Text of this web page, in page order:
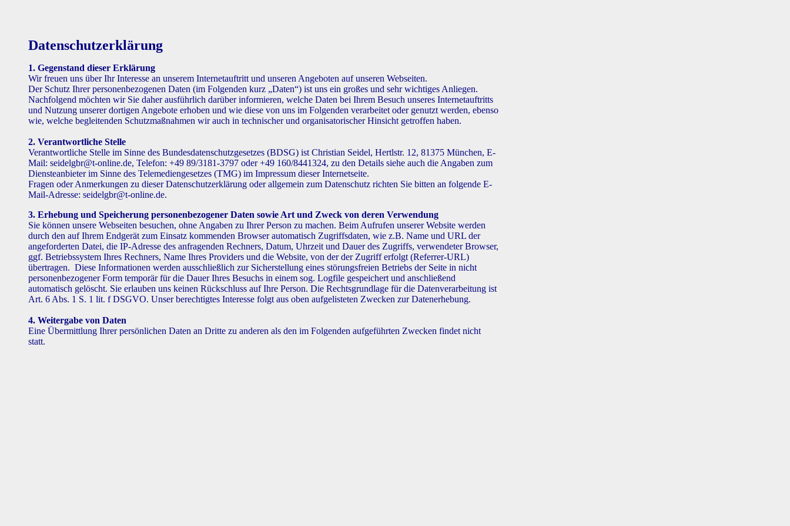
Datenschutzerklärung
1. Gegenstand dieser Erklärung
Wir freuen uns über Ihr Interesse an unserem Internetauftritt und unseren Angeboten auf unseren Webseiten.
Der Schutz Ihrer personenbezogenen Daten (im Folgenden kurz „Daten“) ist uns ein großes und sehr wichtiges Anliegen.
Nachfolgend möchten wir Sie daher ausführlich darüber informieren, welche Daten bei Ihrem Besuch unseres Internetauftritts
und Nutzung unserer dortigen Angebote erhoben und wie diese von uns im Folgenden verarbeitet oder genutzt werden, ebenso
wie, welche begleitenden Schutzmaßnahmen wir auch in technischer und organisatorischer Hinsicht getroffen haben.
2. Verantwortliche Stelle
Verantwortliche Stelle im Sinne des Bundesdatenschutzgesetzes (BDSG) ist Christian Seidel, Hertlstr. 12, 81375 München, E-
Mail: seidelgbr@t-online.de, Telefon: +49 89/3181-3797 oder +49 160/8441324, zu den Details siehe auch die Angaben zum
Diensteanbieter im Sinne des Telemediengesetzes (TMG) im Impressum dieser Internetseite.
Fragen oder Anmerkungen zu dieser Datenschutzerklärung oder allgemein zum Datenschutz richten Sie bitten an folgende E-
Mail-Adresse: seidelgbr@t-online.de.
3. Erhebung und Speicherung personenbezogener Daten sowie Art und Zweck von deren Verwendung
Sie können unsere Webseiten besuchen, ohne Angaben zu Ihrer Person zu machen. Beim Aufrufen unserer Website werden
durch den auf Ihrem Endgerät zum Einsatz kommenden Browser automatisch Zugriffsdaten, wie z.B. Name und URL der
angeforderten Datei, die IP-Adresse des anfragenden Rechners, Datum, Uhrzeit und Dauer des Zugriffs, verwendeter Browser,
ggf. Betriebssystem Ihres Rechners, Name Ihres Providers und die Website, von der der Zugriff erfolgt (Referrer-URL)
übertragen. Diese Informationen werden ausschließlich zur Sicherstellung eines störungsfreien Betriebs der Seite in nicht
personenbezogener Form temporär für die Dauer Ihres Besuchs in einem sog. Logfile gespeichert und anschließend
automatisch gelöscht. Sie erlauben uns keinen Rückschluss auf Ihre Person. Die Rechtsgrundlage für die Datenverarbeitung ist
Art. 6 Abs. 1 S. 1 lit. f DSGVO. Unser berechtigtes Interesse folgt aus oben aufgelisteten Zwecken zur Datenerhebung.
4. Weitergabe von Daten
Eine Übermittlung Ihrer persönlichen Daten an Dritte zu anderen als den im Folgenden aufgeführten Zwecken findet nicht
statt.